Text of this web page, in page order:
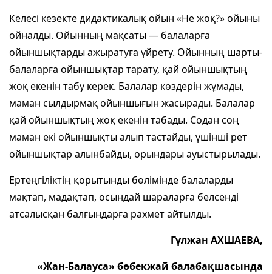
Келесі кезекте дидактикалық ойын «Не жоқ?» ойыны
ойналды. Ойынның мақсаты — балаларға
ойыншықтарды ажыратуға үйрету. Ойынның шарты-
балаларға ойыншықтар тарату, қай ойыншықтың
жоқ екенін табу керек. Балалар көздерін жұмады,
маман сылдырмақ ойыншығын жасырады. Балалар
қай ойыншықтың жоқ екенін табады. Содан соң
маман екі ойыншықты алып тастайды, үшінші рет
ойыншықтар алынбайды, орындары ауыстырылады.
Ертеңгіліктің қорытынды бөлімінде балаларды
мақтап, мадақтап, осындай шараларға белсенді
атсалысқан балғындарға рахмет айтылды.
Гүлжан АХШАЕВА,
«Жан-Балауса» бөбекжай балабақшасында